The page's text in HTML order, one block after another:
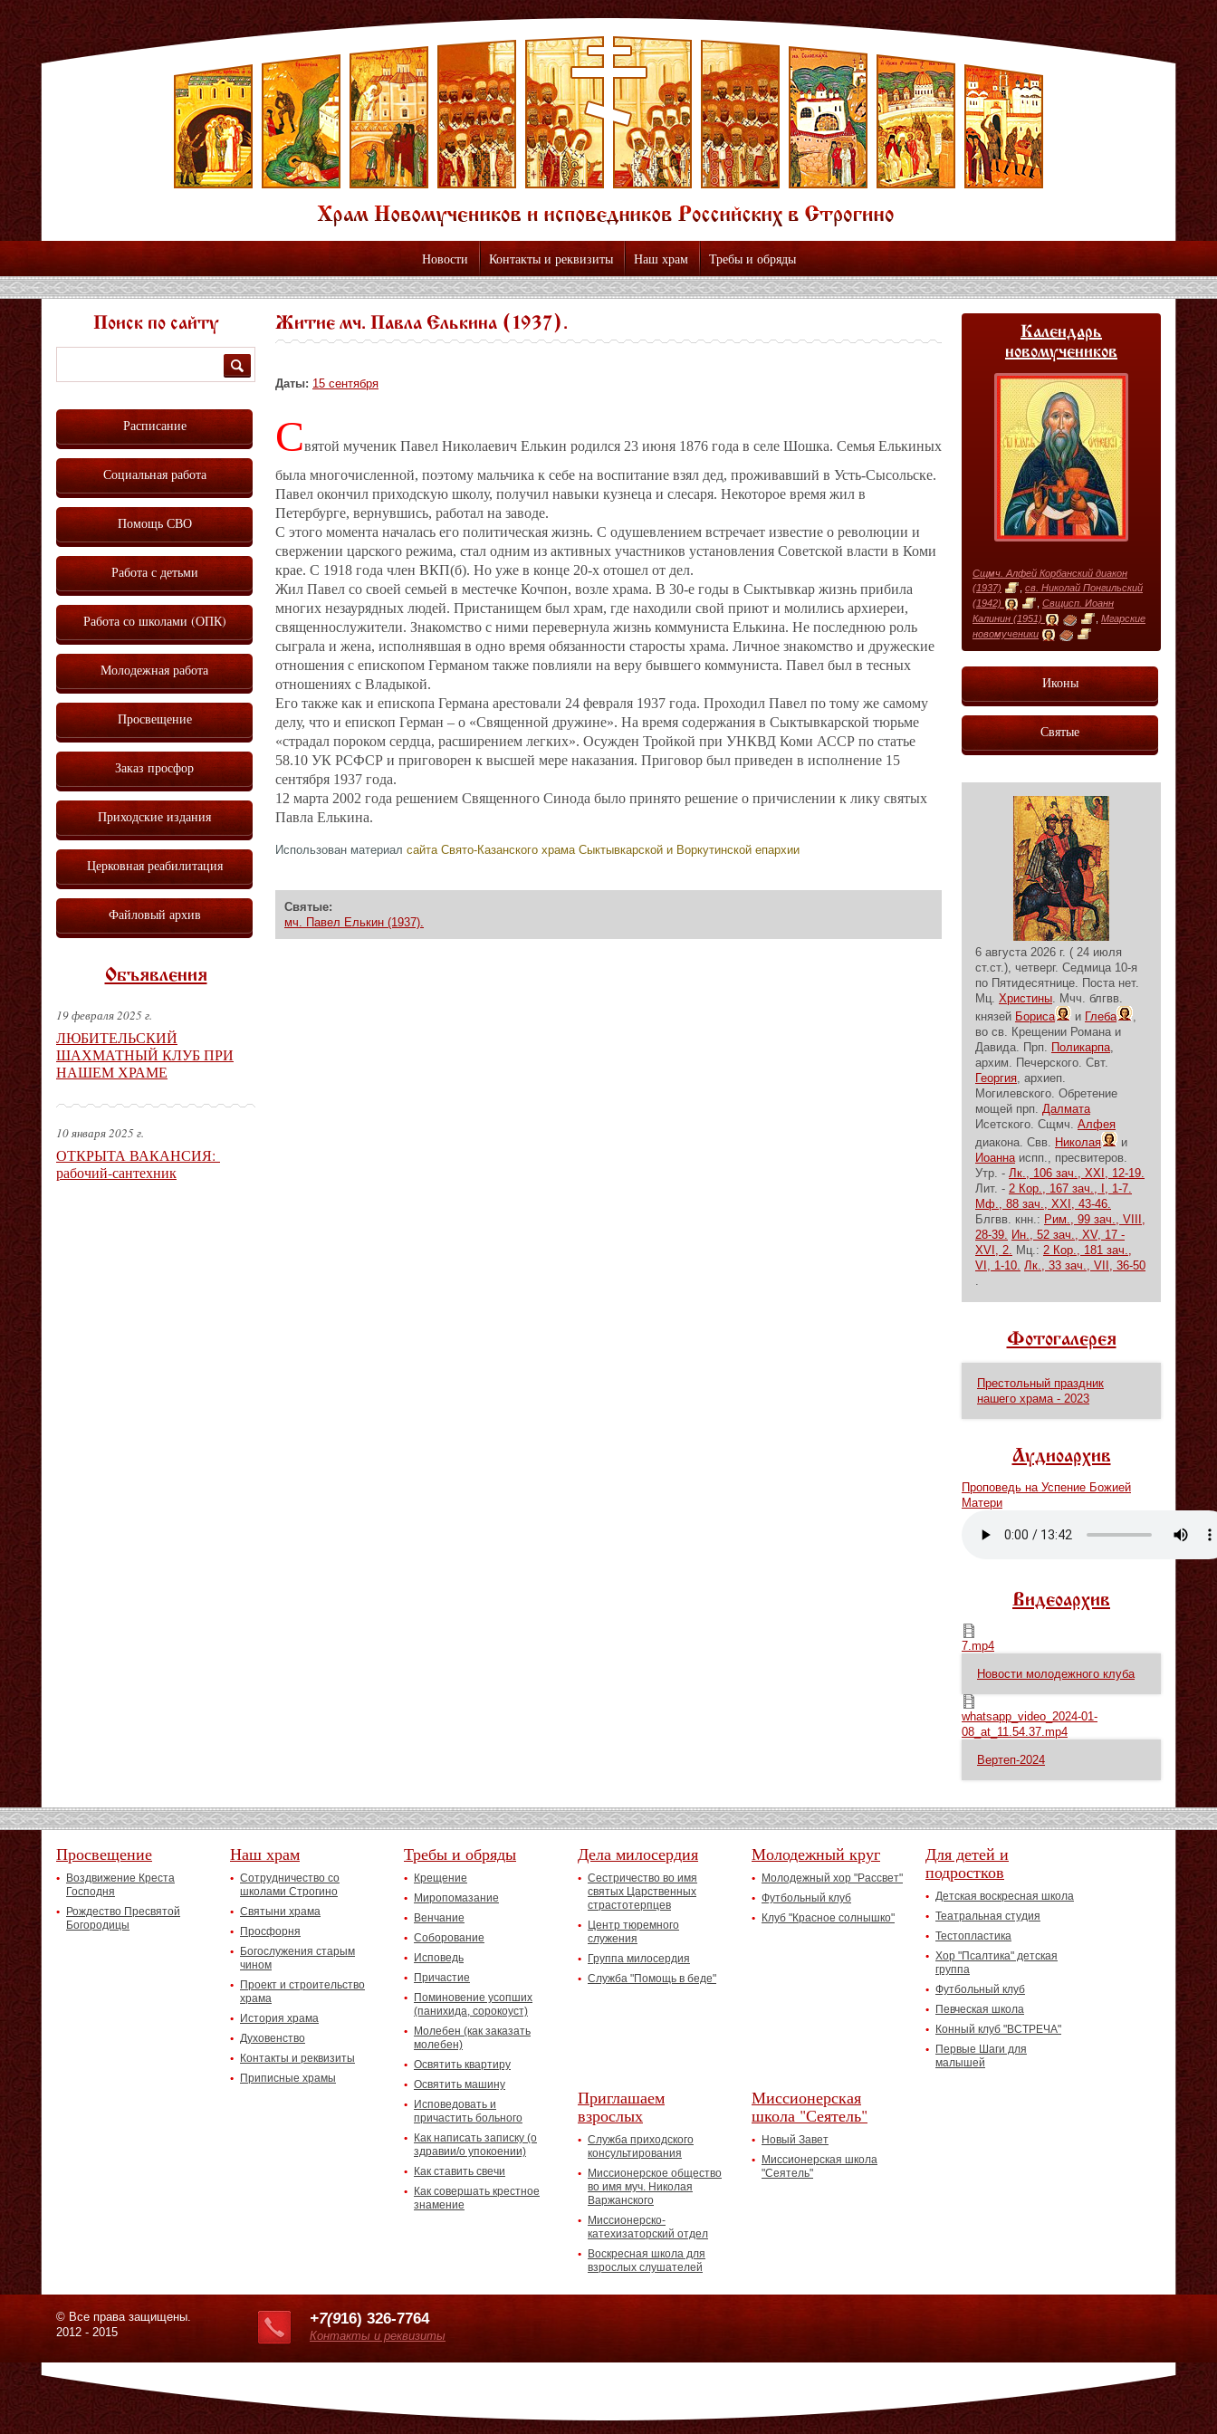
Новости Контакты и реквизиты Наш храм Требы и обряды
Житие мч. Павла Елькина (1937).
Даты: 15 сентября
Святой мученик Павел Николаевич Елькин родился 23 июня 1876 года в селе Шошка. Семья Елькиных
была многочисленной, поэтому мальчика к себе на воспитание взял дед, проживавший в Усть-Сысольске.
Павел окончил приходскую школу, получил навыки кузнеца и слесаря. Некоторое время жил в
Петербурге, вернувшись, работал на заводе.
С этого момента началась его политическая жизнь. С одушевлением встречает известие о революции и
свержении царского режима, стал одним из активных участников установления Советской власти в Коми
крае. С 1918 года член ВКП(б). Но уже в конце 20-х отошел от дел.
Жил Павел со своей семьей в местечке Кочпон, возле храма. В 30-е годы в Сыктывкар жизнь прибила
многих незаурядных людей. Пристанищем был храм, где находили свой приют и молились архиереи,
священнослужители. Знакомство с ними перевернула жизнь коммуниста Елькина. Не последнюю роль
сыграла и жена, исполнявшая в одно время обязанности старосты храма. Личное знакомство и дружеские
отношения с епископом Германом также повлияли на веру бывшего коммуниста. Павел был в тесных
отношениях с Владыкой.
Его также как и епископа Германа арестовали 24 февраля 1937 года. Проходил Павел по тому же самому
делу, что и епископ Герман – о «Священной дружине». На время содержания в Сыктывкарской тюрьме
«страдал пороком сердца, расширением легких». Осужден Тройкой при УНКВД Коми АССР по статье
58.10 УК РСФСР и приговорен к высшей мере наказания. Приговор был приведен в исполнение 15
сентября 1937 года.
12 марта 2002 года решением Священного Синода было принято решение о причислении к лику святых
Павла Елькина.
Использован материал сайта Свято-Казанского храма Сыктывкарской и Воркутинской епархии
Святые:
мч. Павел Елькин (1937).
Поиск по сайту
Расписание
Социальная работа
Помощь СВО
Работа с детьми
Работа со школами (ОПК)
Молодежная работа
Просвещение
Заказ просфор
Приходские издания
Церковная реабилитация
Файловый архив
Объявления
19 февраля 2025 г.
ЛЮБИТЕЛЬСКИЙ
ШАХМАТНЫЙ КЛУБ ПРИ
НАШЕМ ХРАМЕ
10 января 2025 г.
ОТКРЫТА ВАКАНСИЯ:
рабочий-сантехник
Календарь
новомучеников
Сщмч. Алфей Корбанский диакон
(1937)
св. Николай Понгильский
(1942)
Свщисп. Иоанн
Калинин (1951)
Мгарские
новомученики
Иконы
Святые
6 августа 2026 г. ( 24 июля
ст.ст.), четверг. Седмица 10-я
по Пятидесятнице. Поста нет.
Мц. Христины. Мчч. блгвв.
князей Бориса и Глеба
,
во св. Крещении Романа и
Давида. Прп. Поликарпа,
архим. Печерского. Свт.
Георгия, архиеп.
Могилевского. Обретение
мощей прп. Далмата
Исетского. Сщмч. Алфея
диакона. Свв. Николая
и
Иоаннаиспп., пресвитеров.
Утр. - Лк., 106 зач., XXI, 12-19.
Лит. - 2 Кор., 167 зач., I, 1-7.
Мф., 88 зач., XXI, 43-46.
Блгвв. кнн.: Рим., 99 зач., VIII,
28-39. Ин., 52 зач., XV, 17 -
XVI, 2. Мц.: 2 Кор., 181 зач.,
VI, 1-10. Лк., 33 зач., VII, 36-50
.
Фотогалерея
Престольный праздник
нашего храма - 2023
Аудиоархив
Проповедь на Успение Божией
Матери
Видеоархив
7.mp4
7.mp4
Новости молодежного клуба
whatsapp_video_2024-01-08_at_11.54.37.mp4
whatsapp_video_2024-01-
08_at_11.54.37.mp4
Вертеп-2024
Просвещение
Воздвижение Креста
Господня
Рождество Пресвятой
Богородицы
Наш храм
Сотрудничество со
школами Строгино
Святыни храма
Просфорня
Богослужения старым
чином
Проект и строительство
храма
История храма
Духовенство
Контакты и реквизиты
Приписные храмы
Требы и обряды
Крещение
Миропомазание
Венчание
Соборование
Исповедь
Причастие
Поминовение усопших
(панихида, сорокоуст)
Молебен (как заказать
молебен)
Освятить квартиру
Освятить машину
Исповедовать и
причастить больного
Как написать записку (о
здравии/о упокоении)
Как ставить свечи
Как совершать крестное
знамение
Дела милосердия
Сестричество во имя
святых Царственных
страстотерпцев
Центр тюремного
служения
Группа милосердия
Служба "Помощь в беде"
Молодежный круг
Молодежный хор "Рассвет"
Футбольный клуб
Клуб "Красное солнышко"
Для детей и
подростков
Детская воскресная школа
Театральная студия
Тестопластика
Хор "Псалтика" детская
группа
Футбольный клуб
Певческая школа
Конный клуб "ВСТРЕЧА"
Первые Шаги для
малышей
Приглашаем
взрослых
Служба приходского
консультирования
Миссионерское общество
во имя муч. Николая
Варжанского
Миссионерско-
катехизаторский отдел
Воскресная школа для
взрослых слушателей
Миссионерская
школа "Сеятель"
Новый Завет
Миссионерская школа
"Сеятель"
© Все права защищены.
2012 - 2015
+7(916) 326-7764
Контакты и реквизиты